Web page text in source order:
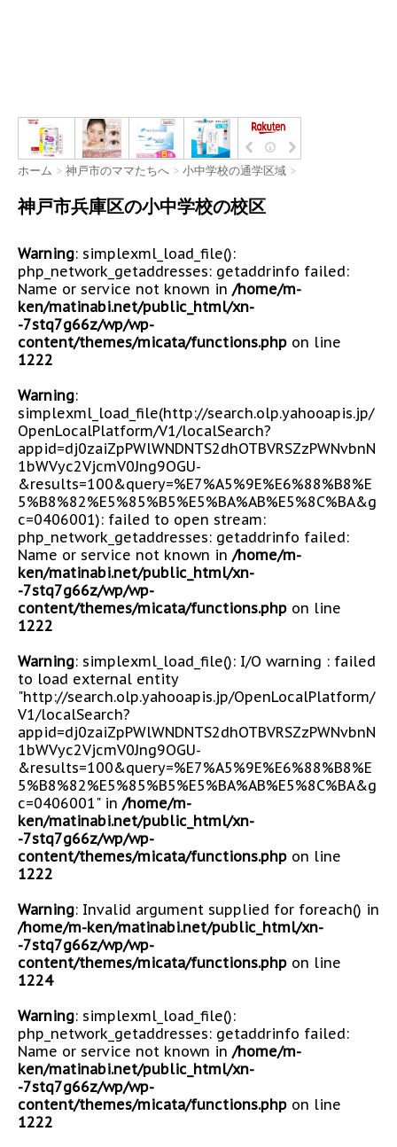
ホーム > 神戸市のママたちへ > 小中学校の通学区域 >
神戸市兵庫区の小中学校の校区
Warning: simplexml_load_file():
php_network_getaddresses: getaddrinfo failed:
Name or service not known in /home/m-
ken/matinabi.net/public_html/xn-
-7stq7g66z/wp/wp-
content/themes/micata/functions.php on line
1222
Warning:
simplexml_load_file(http://search.olp.yahooapis.jp/
OpenLocalPlatform/V1/localSearch?
appid=dj0zaiZpPWlWNDNTS2dhOTBVRSZzPWNvbnN
1bWVyc2VjcmV0Jng9OGU-
&results=100&query=%E7%A5%9E%E6%88%B8%E
5%B8%82%E5%85%B5%E5%BA%AB%E5%8C%BA&g
c=0406001): failed to open stream:
php_network_getaddresses: getaddrinfo failed:
Name or service not known in /home/m-
ken/matinabi.net/public_html/xn-
-7stq7g66z/wp/wp-
content/themes/micata/functions.php on line
1222
Warning: simplexml_load_file(): I/O warning : failed
to load external entity
"http://search.olp.yahooapis.jp/OpenLocalPlatform/
V1/localSearch?
appid=dj0zaiZpPWlWNDNTS2dhOTBVRSZzPWNvbnN
1bWVyc2VjcmV0Jng9OGU-
&results=100&query=%E7%A5%9E%E6%88%B8%E
5%B8%82%E5%85%B5%E5%BA%AB%E5%8C%BA&g
c=0406001" in /home/m-
ken/matinabi.net/public_html/xn-
-7stq7g66z/wp/wp-
content/themes/micata/functions.php on line
1222
Warning: Invalid argument supplied for foreach() in
/home/m-ken/matinabi.net/public_html/xn-
-7stq7g66z/wp/wp-
content/themes/micata/functions.php on line
1224
Warning: simplexml_load_file():
php_network_getaddresses: getaddrinfo failed:
Name or service not known in /home/m-
ken/matinabi.net/public_html/xn-
-7stq7g66z/wp/wp-
content/themes/micata/functions.php on line
1222